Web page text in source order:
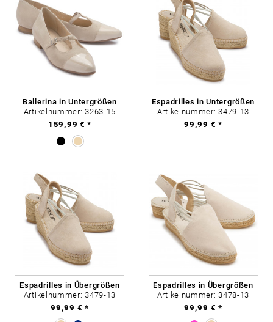
Ballerina in Untergrößen
Artikelnummer: 3263-15
159,99 € *
Espadrilles in Untergrößen
Artikelnummer: 3479-13
99,99 € *
Espadrilles in Übergrößen
Artikelnummer: 3479-13
99,99 € *
Espadrilles in Übergrößen
Artikelnummer: 3478-13
99,99 € *